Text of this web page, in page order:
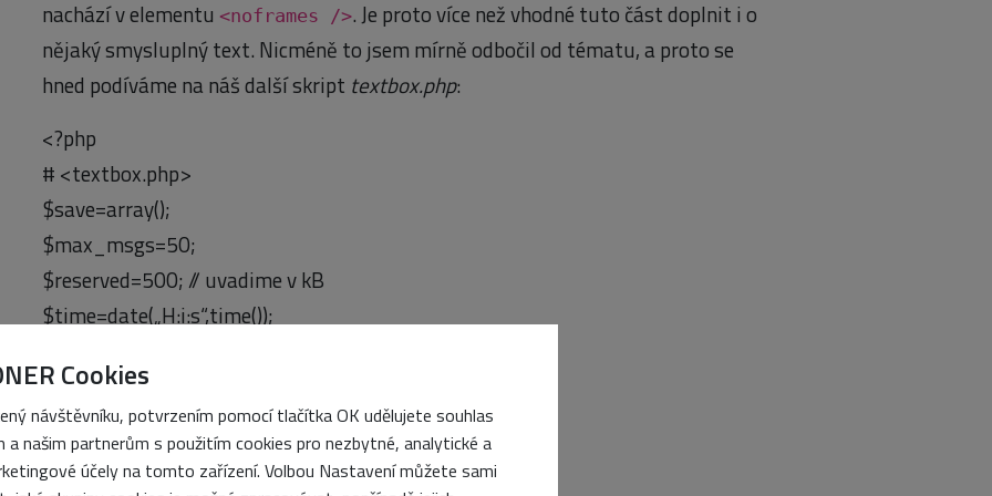
Cookies
návštěvníku, potvrzením pomocí tlačítka OK udělujete souhlas
a našim partnerům s použitím cookies pro nezbytné, analytické a
účely na tomto zařízení. Volbou Nastavení můžete sami
nachází v elementu <noframes />. Je proto více než vhodné tuto část doplnit i o
nějaký smysluplný text. Nicméně to jsem mírně odbočil od tématu, a proto se
hned podíváme na náš další skript textbox.php:
<?php
# <textbox.php>
$save=array();
$max_msgs=50;
$reserved=500; // uvadime v kB
$time=date(„H:i:s“,time());
$shmid=shm_attach(98374,$reserved*1024,0644);
$semid=sem_get(98374,1);
// Nacteme data